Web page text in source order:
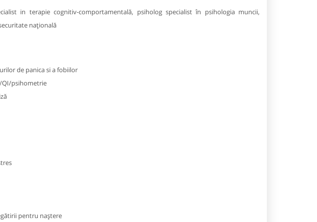
in terapie cognitiv-comportamentală, psiholog specialist în psihologia muncii,
națională
de panica si a fobiilor
QI/psihometrie
pentru naştere